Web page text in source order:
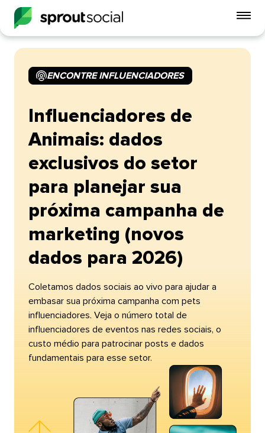
ENCONTRE INFLUENCIADORES​​
Influenciadores de
Animais: dados
exclusivos do setor
para planejar sua
próxima campanha de
marketing (novos
dados para 2026)​​
Coletamos dados sociais ao vivo para ajudar a
embasar sua próxima campanha com pets
influenciadores. Veja o número total de
influenciadores de eventos nas redes sociais, o
custo médio para patrocinar posts e dados
fundamentais para esse setor.​​